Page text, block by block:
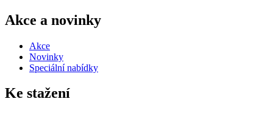
Akce a novinky
Akce
Novinky
Speciální nabídky
Ke stažení